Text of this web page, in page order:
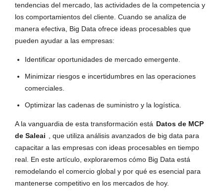
tendencias del mercado, las actividades de la competencia y
los comportamientos del cliente. Cuando se analiza de
manera efectiva, Big Data ofrece ideas procesables que
pueden ayudar a las empresas:
Identificar oportunidades de mercado emergente.
Minimizar riesgos e incertidumbres en las operaciones
comerciales.
Optimizar las cadenas de suministro y la logística.
A la vanguardia de esta transformación está Datos de MCP
de Saleai
, que utiliza análisis avanzados de big data para
capacitar a las empresas con ideas procesables en tiempo
real. En este artículo, exploraremos cómo Big Data está
remodelando el comercio global y por qué es esencial para
mantenerse competitivo en los mercados de hoy.